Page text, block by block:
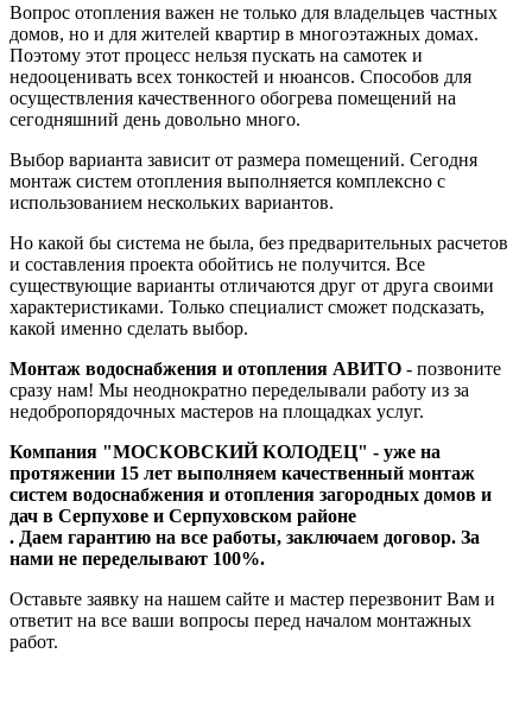
Вопрос отопления важен не только для владельцев частных
домов, но и для жителей квартир в многоэтажных домах.
Поэтому этот процесс нельзя пускать на самотек и
недооценивать всех тонкостей и нюансов. Способов для
осуществления качественного обогрева помещений на
сегодняшний день довольно много.
Выбор варианта зависит от размера помещений. Сегодня
монтаж систем отопления выполняется комплексно с
использованием нескольких вариантов.
Но какой бы система не была, без предварительных расчетов
и составления проекта обойтись не получится. Все
существующие варианты отличаются друг от друга своими
характеристиками. Только специалист сможет подсказать,
какой именно сделать выбор.
Монтаж водоснабжения и отопления АВИТО - позвоните
сразу нам! Мы неоднократно переделывали работу из за
недобропорядочных мастеров на площадках услуг.
Компания "МОСКОВСКИЙ КОЛОДЕЦ" - уже на
протяжении 15 лет выполняем качественный монтаж
систем водоснабжения и отопления загородных домов и
дач в Серпухове и Серпуховском районе
. Даем гарантию на все работы, заключаем договор. За
нами не переделывают 100%.
Оставьте заявку на нашем сайте и мастер перезвонит Вам и
ответит на все ваши вопросы перед началом монтажных
работ.